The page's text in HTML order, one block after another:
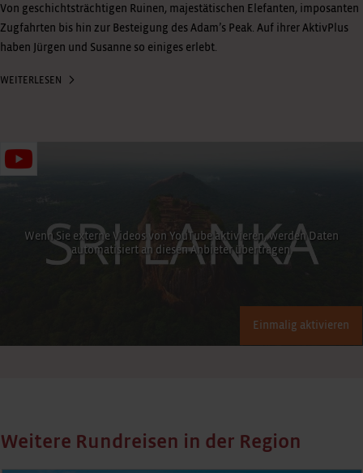
Von geschichtsträchtigen Ruinen, majestätischen Elefanten, imposanten
Zugfahrten bis hin zur Besteigung des Adam’s Peak. Auf ihrer AktivPlus
haben Jürgen und Susanne so einiges erlebt.
WEITERLESEN
Wenn Sie externe Videos von YouTube aktivieren, werden Daten
automatisiert an diesen Anbieter übertragen.
Einmalig aktivieren
Weitere Rundreisen in der Region